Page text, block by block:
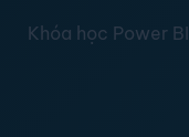
Khóa học Power BI